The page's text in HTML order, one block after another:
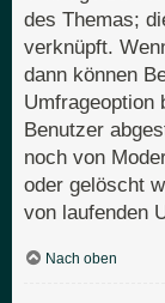
des Themas;
verknüpft.
dann können
Umfrageoption
Benutzer
noch von
oder gelöscht
von laufenden
Nach oben